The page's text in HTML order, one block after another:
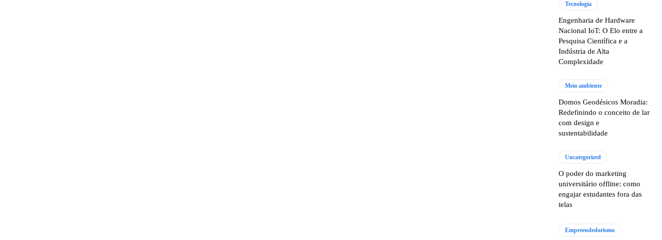
Tecnologia
Engenharia de Hardware
Nacional IoT: O Elo entre a
Pesquisa Científica e a
Indústria de Alta
Complexidade
Meio ambiente
Domos Geodésicos Moradia:
Redefinindo o conceito de lar
com design e
sustentabilidade
Uncategorized
O poder do marketing
universitário offline: como
engajar estudantes fora das
telas
Empreendedorismo